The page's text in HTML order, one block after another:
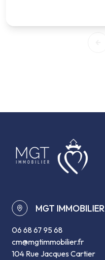
MGT IMMOBILIER
06 68 67 95 68
cm@mgtimmobilier.fr
104 Rue Jacques Cartier